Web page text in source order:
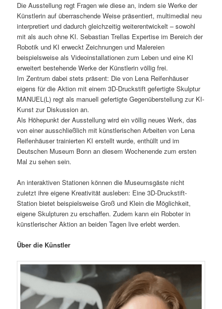
Die Ausstellung regt Fragen wie diese an, indem sie Werke der
Künstlerin auf überraschende Weise präsentiert, multimedial neu
interpretiert und dadurch gleichzeitig weiterentwickelt – sowohl
mit als auch ohne KI. Sebastian Trellas Expertise im Bereich der
Robotik und KI erweckt Zeichnungen und Malereien
beispielsweise als Videoinstallationen zum Leben und eine KI
erweitert bestehende Werke der Künstlerin völlig frei.
Im Zentrum dabei stets präsent: Die von Lena Reifenhäuser
eigens für die Aktion mit einem 3D-Druckstift gefertigte Skulptur
MANUEL(L) regt als manuell gefertigte Gegenüberstellung zur KI-
Kunst zur Diskussion an.
Als Höhepunkt der Ausstellung wird ein völlig neues Werk, das
von einer ausschließlich mit künstlerischen Arbeiten von Lena
Reifenhäuser trainierten KI erstellt wurde, enthüllt und im
Deutschen Museum Bonn an diesem Wochenende zum ersten
Mal zu sehen sein.
An interaktiven Stationen können die Museumsgäste nicht
zuletzt ihre eigene Kreativität ausleben: Eine 3D-Druckstift-
Station bietet beispielsweise Groß und Klein die Möglichkeit,
eigene Skulpturen zu erschaffen. Zudem kann ein Roboter in
künstlerischer Aktion an beiden Tagen live erlebt werden.
Über die Künstler